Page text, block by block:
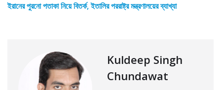
ইরানের পুরনো পতাকা নিয়ে বিতর্ক, ইতালির পররাষ্ট্র মন্ত্রণালয়ের ব্যাখ্যা
Kuldeep Singh
Chundawat